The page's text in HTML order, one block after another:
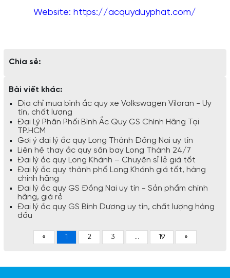
Website: https://acquyduyphat.com/
Chia sẻ:
Bài viết khác:
Địa chỉ mua bình ắc quy xe Volkswagen Viloran - Uy
tín, chất lượng
Đại Lý Phân Phối Bình Ắc Quy GS Chính Hãng Tại
TP.HCM
Gợi ý đại lý ắc quy Long Thành Đồng Nai uy tín
Liên hệ thay ắc quy sân bay Long Thành 24/7
Đại lý ắc quy Long Khánh – Chuyên sỉ lẻ giá tốt
Đại lý ắc quy thành phố Long Khánh giá tốt, hàng
chính hãng
Đại lý ắc quy GS Đồng Nai uy tín - Sản phẩm chính
hãng, giá rẻ
Đại lý ắc quy GS Bình Dương uy tín, chất lượng hàng
đầu
« 1 2 3 ... 19 »